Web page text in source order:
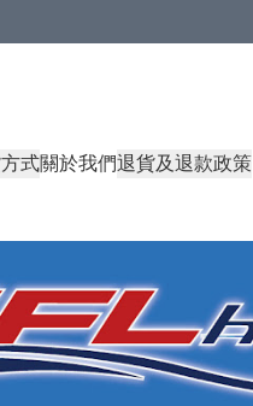
式關於我們退貨及退款政策